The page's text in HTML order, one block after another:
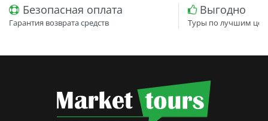
Безопасная оплата
Гарантия возврата средств
Выгодно
Туры по лучшим